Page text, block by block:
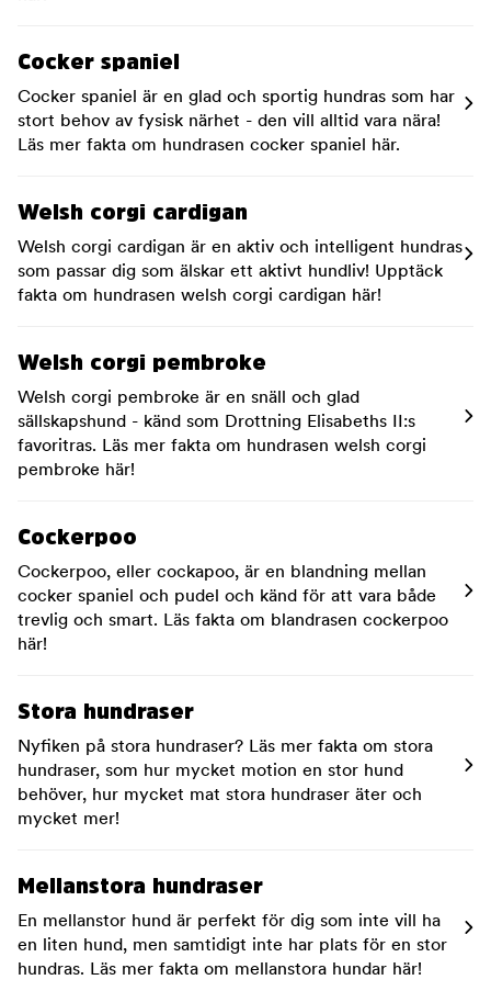
Cocker spaniel
Cocker spaniel är en glad och sportig hundras som har
stort behov av fysisk närhet - den vill alltid vara nära!
Läs mer fakta om hundrasen cocker spaniel här.
Welsh corgi cardigan
Welsh corgi cardigan är en aktiv och intelligent hundras
som passar dig som älskar ett aktivt hundliv! Upptäck
fakta om hundrasen welsh corgi cardigan här!
Welsh corgi pembroke
Welsh corgi pembroke är en snäll och glad
sällskapshund - känd som Drottning Elisabeths II:s
favoritras. Läs mer fakta om hundrasen welsh corgi
pembroke här!
Cockerpoo
Cockerpoo, eller cockapoo, är en blandning mellan
cocker spaniel och pudel och känd för att vara både
trevlig och smart. Läs fakta om blandrasen cockerpoo
här!
Stora hundraser
Nyfiken på stora hundraser? Läs mer fakta om stora
hundraser, som hur mycket motion en stor hund
behöver, hur mycket mat stora hundraser äter och
mycket mer!
Mellanstora hundraser
En mellanstor hund är perfekt för dig som inte vill ha
en liten hund, men samtidigt inte har plats för en stor
hundras. Läs mer fakta om mellanstora hundar här!